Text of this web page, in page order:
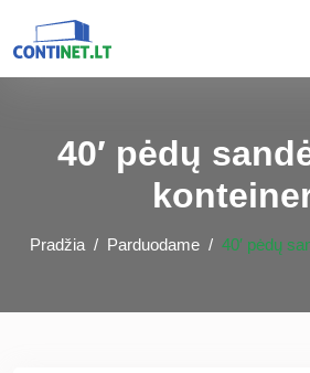
40′ pėdų
Pradžia Parduodame 40′ pėdų